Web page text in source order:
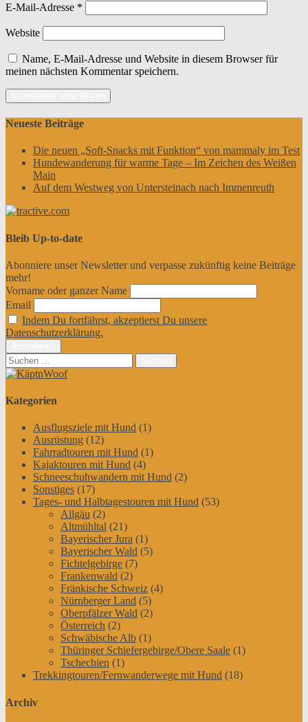
E-Mail-Adresse *
Website
Name, E-Mail-Adresse und Website in diesem Browser für
meinen nächsten Kommentar speichern.
Neueste Beiträge
Die neuen „Soft-Snacks mit Funktion“ von mammaly im Test
Hundewanderung für warme Tage – Im Zeichen des Weißen
Main
Auf dem Westweg von Untersteinach nach Immenreuth
Bleib Up-to-date
Abonniere unser Newsletter und verpasse zukünftig keine Beiträge
mehr!
Vorname oder ganzer Name
Email
Indem Du fortfährst, akzeptierst Du unsere
Datenschutzerklärung.
Suchen
nach:
Kategorien
Ausflugsziele mit Hund (1)
Ausrüstung (12)
Fahrradtouren mit Hund (1)
Kajaktouren mit Hund (4)
Schneeschuhwandern mit Hund (2)
Sonstiges (17)
Tages- und Halbtagestouren mit Hund (53)
Allgäu (2)
Altmühltal (21)
Bayerischer Jura (1)
Bayerischer Wald (5)
Fichtelgebirge (7)
Frankenwald (2)
Fränkische Schweiz (4)
Nürnberger Land (5)
Oberpfälzer Wald (2)
Österreich (2)
Schwäbische Alb (1)
Thüringer Schiefergebirge/Obere Saale (1)
Tschechien (1)
Trekkingtouren/Fernwanderwege mit Hund (18)
Archiv